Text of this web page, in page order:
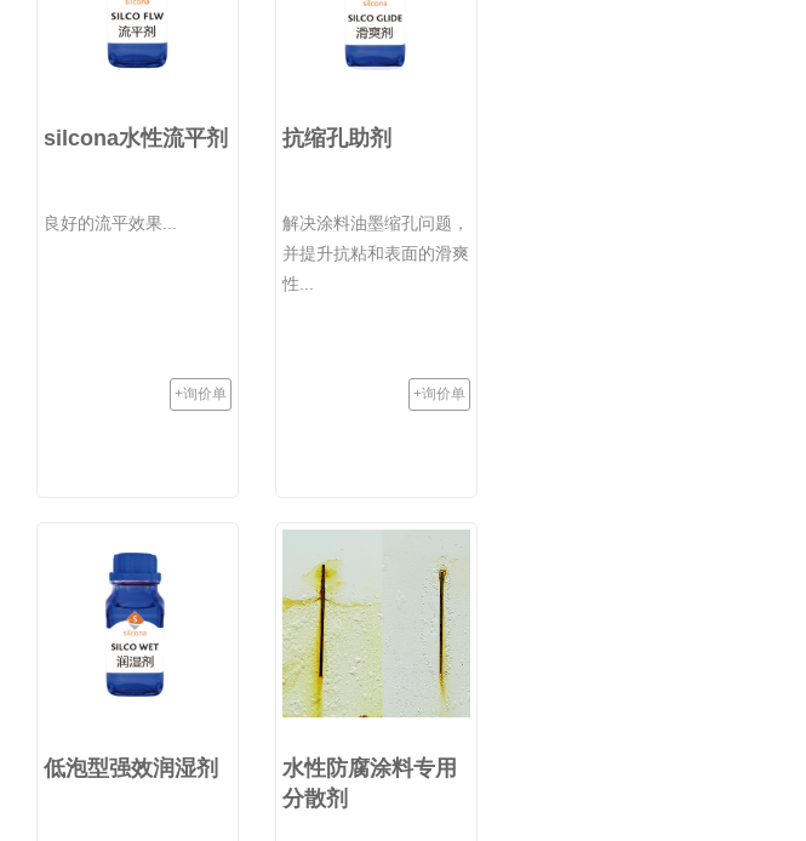
silcona水性流平剂
良好的流平效果...
+询价单
抗缩孔助剂
解决涂料油墨缩孔问题，
并提升抗粘和表面的滑爽
性...
+询价单
低泡型强效润湿剂
水性防腐涂料专用
分散剂